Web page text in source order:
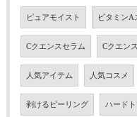
ピュアモイスト ビタミンA
Cクエンスセラム Cクエン
人気アイテム 人気コスメ
剥けるピーリング ハード